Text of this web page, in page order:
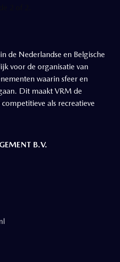
de Nederlandse en Belgische
voor de organisatie van
waarin sfeer en
Dit maakt VRM de
als recreatieve
B.V.